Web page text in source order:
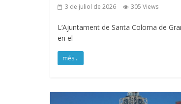
3 de juliol de 2026 305 Views
L’Ajuntament de Santa Coloma de
en el
més...